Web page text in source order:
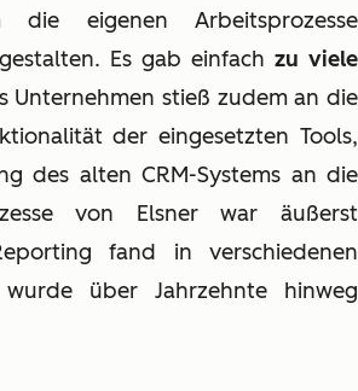
die eigenen Arbeitsprozesse
Es gab einfach zu viele
Unternehmen stieß zudem an die
der eingesetzten Tools,
des alten CRM-Systems an die
von Elsner war äußerst
fand in verschiedenen
über Jahrzehnte hinweg